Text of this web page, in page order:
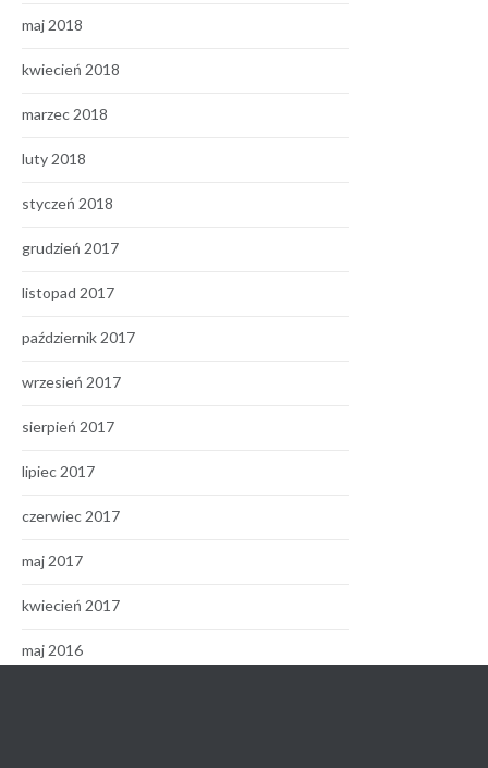
maj 2018
kwiecień 2018
marzec 2018
luty 2018
styczeń 2018
grudzień 2017
listopad 2017
październik 2017
wrzesień 2017
sierpień 2017
lipiec 2017
czerwiec 2017
maj 2017
kwiecień 2017
maj 2016